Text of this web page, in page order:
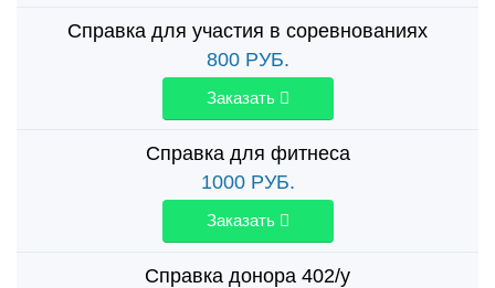
Справка для участия в соревнованиях
800РУБ.
Заказать
Справка для фитнеса
1000РУБ.
Заказать
Справка донора 402/у